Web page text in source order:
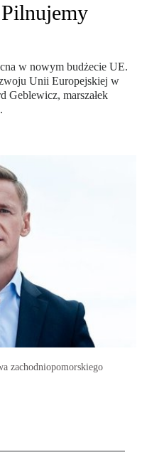
w nowym budżecie UE.
Unii Europejskiej w
Geblewicz, marszałek
zachodniopomorskiego